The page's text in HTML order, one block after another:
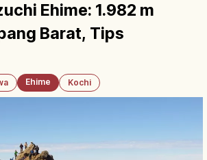
Ehime: 1.982 m
Barat, Tips
Ehime Kochi